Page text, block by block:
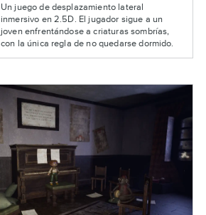
Un juego de desplazamiento lateral
inmersivo en 2.5D. El jugador sigue a un
joven enfrentándose a criaturas sombrías,
con la única regla de no quedarse dormido.